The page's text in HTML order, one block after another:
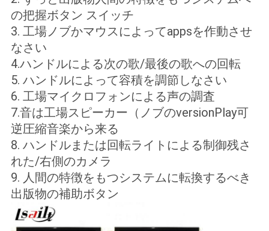
の把握ボタン スイッチ
3. 工場ノブかマウスによってappsを作動させ
なさい
4.ハンドルによる次の歌/最後の歌への回転
5. ハンドルによって容積を調節しなさい
6. 工場マイクロフォンによる声の調査
7.音は工場スピーカー（ノブのversionPlay可
逆圧縮音楽から来る
8. ハンドルまたは回転ライトによる制御残さ
れた/右側のカメラ
9. 人間の特徴をもつシステムに転換するべき
出版物の補助ボタン